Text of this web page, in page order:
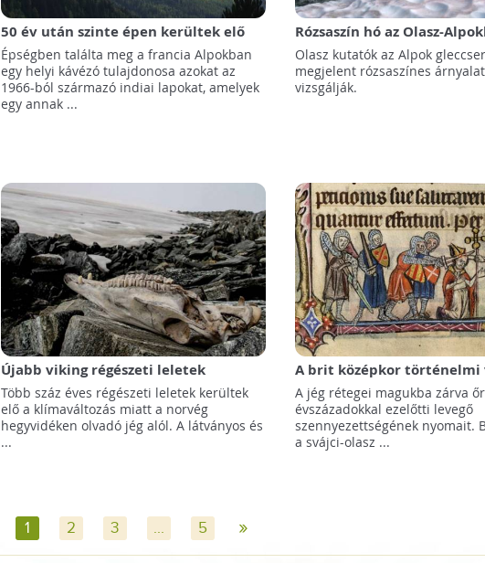
50 év után szinte épen kerültek elő
egy gleccserből egy repülőgépbaleset
nyomai
Épségben találta meg a francia Alpokban
egy helyi kávézó tulajdonosa azokat az
1966-ból származó indiai lapokat, amelyek
egy annak ...
Rózsaszín hó az Olasz-
Olasz kutatók az Alpok
megjelent rózsaszínes
vizsgálják.
Újabb viking régészeti leletek
kerültek elő az olvadó jég alól
Több száz éves régészeti leletek kerültek
elő a klímaváltozás miatt a norvég
hegyvidéken olvadó jég alól. A látványos és
...
A brit középkor
Thomas Becket haláláról is
a svájci gleccserekbe zárt
légbuborékok
A jég rétegei magukba zárva
évszázadokkal ezelőtti levegő
szennyezettségének nyomait.
a svájci-olasz ...
1 2 3 ... 5 »